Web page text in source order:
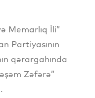
Memarlıq İli”
Partiyasının
qərargahında
Zəfərə”